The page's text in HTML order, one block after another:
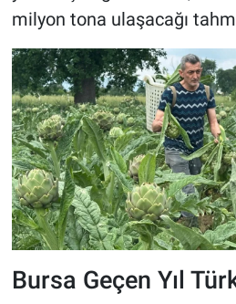
milyon tona ulaşacağı
Bursa Geçen Yıl